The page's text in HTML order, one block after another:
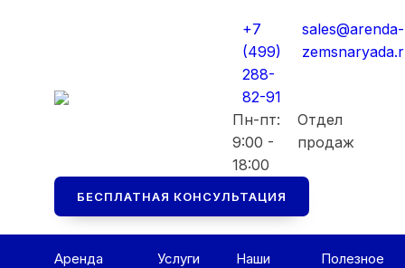
+7
(499)
288-
82-91
sales@arenda-
Пн-пт:
9:00 -
18:00
Отдел
продаж
БЕСПЛАТНАЯ КОНСУЛЬТАЦИЯ
Аренда Услуги
Наши
Полезное
Мы перезвоним вам в ближайшее
Консультация БЕСПЛАТНАЯ
Мы перезвоним вам в ближайшее
Консультация БЕСПЛАТНАЯ